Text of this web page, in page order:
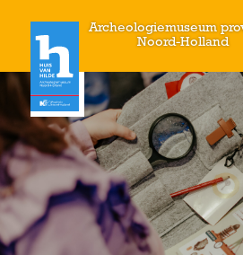
Archeologiemuseum
Noord-Holland